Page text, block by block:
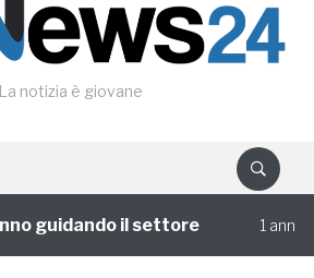
La notizia è giovane
guidando il settore 1 annofa